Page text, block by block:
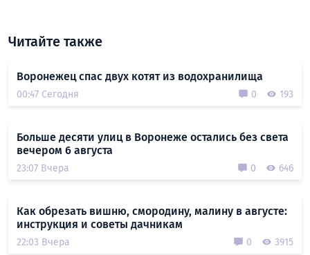
Читайте также
Воронежец спас двух котят из водохранилища
00:47 Сегодня 0 193
Больше десяти улиц в Воронеже остались без света
вечером 6 августа
23:07 Вчера 0 646
Как обрезать вишню, смородину, малину в августе:
инструкция и советы дачникам
22:03 Вчера 0 3915